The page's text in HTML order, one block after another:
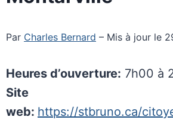
Par Charles Bernard – Mis à jour le
Heures d’ouverture: 7h00 à
Site
web: https://stbruno.ca/